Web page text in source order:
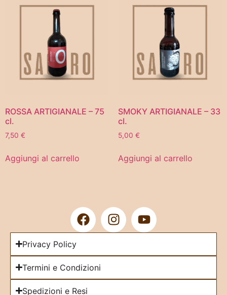
ROSSA ARTIGIANALE – 75
cl.
7,50 €
Aggiungi al carrello
SMOKY ARTIGIANALE – 33
cl.
5,00 €
Aggiungi al carrello
Privacy Policy
Termini e Condizioni
Spedizioni e Resi